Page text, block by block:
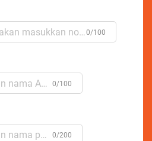
0/100
0/100
0/200